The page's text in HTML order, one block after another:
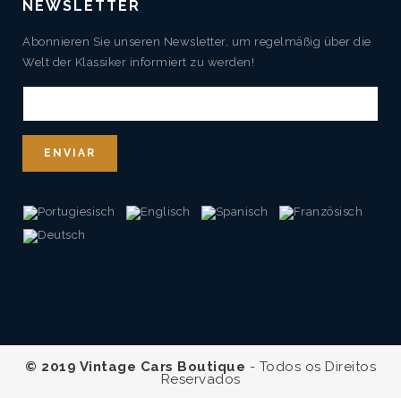
NEWSLETTER
Abonnieren Sie unseren Newsletter, um regelmäßig über die
Welt der Klassiker informiert zu werden!
© 2019 Vintage Cars Boutique - Todos os Direitos
Reservados